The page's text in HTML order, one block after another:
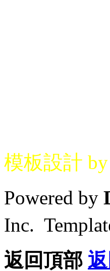
模板設計
Powered by
Inc.
返回頂部